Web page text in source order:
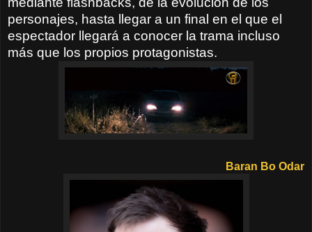
personajes, hasta llegar a un final en el que el
espectador llegará a conocer la trama incluso
más que los propios protagonistas.
Baran Bo Odar